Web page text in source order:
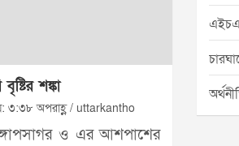
শঙ্কা
৩:৩৮ অপরাহ্ণ / uttarkantho
ও এর আশপাশের